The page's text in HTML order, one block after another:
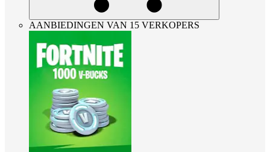
AANBIEDINGEN VAN 15 VERKOPERS